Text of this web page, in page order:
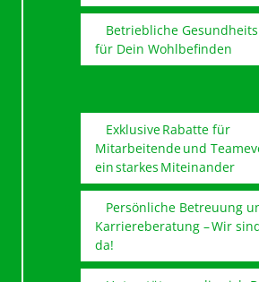
Betriebliche
für Dein Wohlbefinden
Exklusive Rabatte für
Mitarbeitende und
ein starkes Miteinander
Persönliche Betreuung
Karriereberatung – Wir
da!